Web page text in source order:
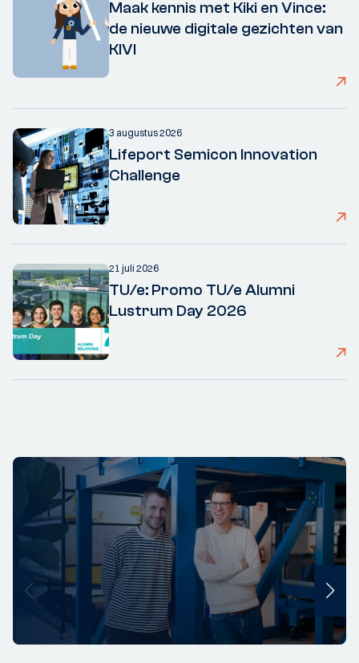
Maak kennis met Kiki en Vince:
de nieuwe digitale gezichten van
KIVI
3 augustus 2026
Lifeport Semicon Innovation
Challenge
21 juli 2026
TU/e: Promo TU/e Alumni
Lustrum Day 2026